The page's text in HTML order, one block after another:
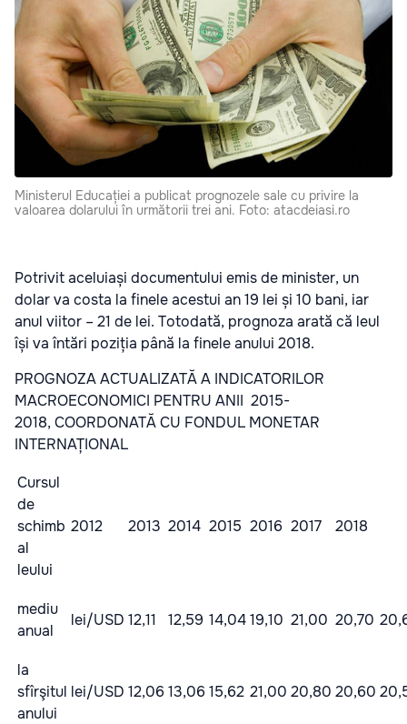
Ministerul Educației a publicat prognozele sale cu privire la
valoarea dolarului în următorii trei ani. Foto: atacdeiasi.ro
Potrivit aceluiași documentului emis de minister, un
dolar va costa la finele acestui an 19 lei și 10 bani, iar
anul viitor – 21 de lei. Totodată, prognoza arată că leul
își va întări poziția până la finele anului 2018.
PROGNOZA ACTUALIZATĂ A INDICATORILOR
MACROECONOMICI PENTRU ANII 2015-
2018, COORDONATĂ CU FONDUL MONETAR
INTERNAȚIONAL
Cursul
de
schimb
al
leului
2012 2013 2014 2015 2016 2017 2018
mediu
anual
lei/USD 12,11 12,59 14,0419,10 21,00 20,70
la
sfîrşitul
anului
lei/USD 12,06 13,06 15,62 21,00 20,80 20,60